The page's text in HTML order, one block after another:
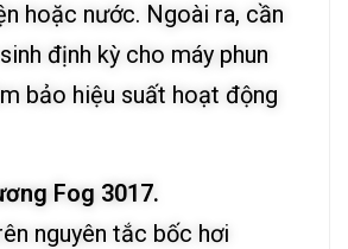
hoặc nước. Ngoài ra, cần
định kỳ cho máy phun
bảo hiệu suất hoạt động
Fog 3017.
nguyên tắc bốc hơi